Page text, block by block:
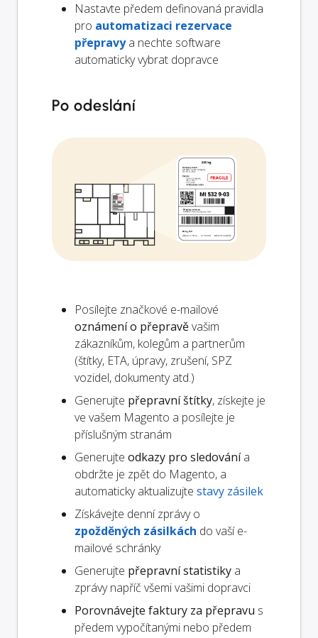
Nastavte předem definovaná pravidla
pro automatizaci rezervace
přepravya nechte software
automaticky vybrat dopravce
Po odeslání
Posílejte značkové e-mailové
oznámení o přepravěvašim
zákazníkům, kolegům a partnerům
(štítky, ETA, úpravy, zrušení, SPZ
vozidel, dokumenty atd.)
Generujte přepravní štítky, získejte je
ve vašem Magento a posílejte je
příslušným stranám
Generujte odkazy pro sledovánía
obdržte je zpět do Magento, a
automaticky aktualizujte stavy zásilek
Získávejte denní zprávy o
zpožděných zásilkách do vaší e-
mailové schránky
Generujte přepravní statistiky a
zprávy napříč všemi vašimi dopravci
Porovnávejte faktury za přepravu s
předem vypočítanými nebo předem